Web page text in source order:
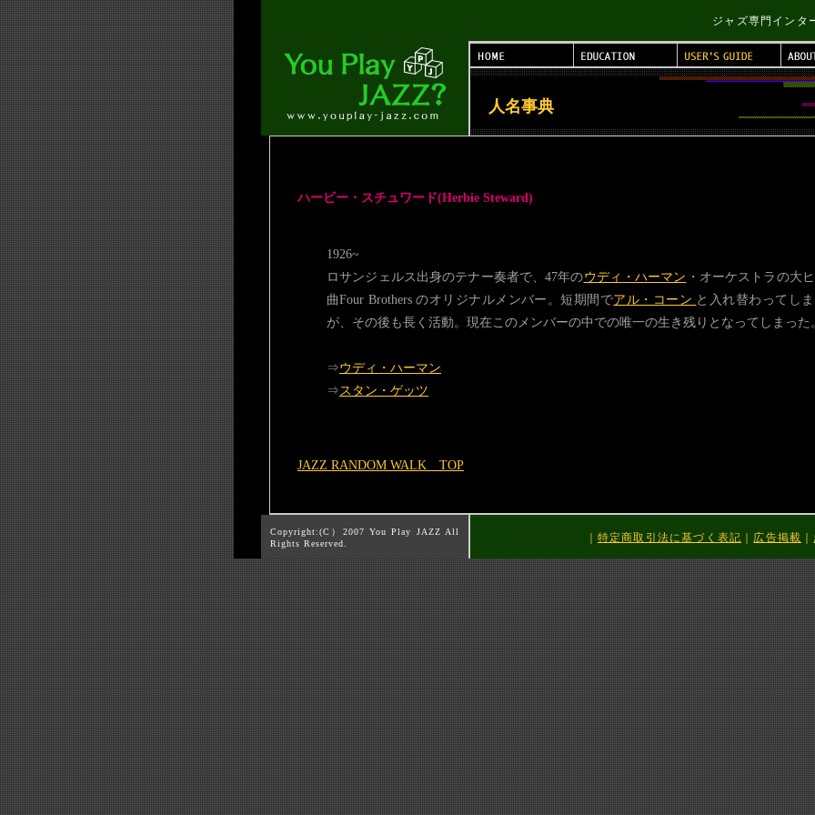
ジャズ専門イン
人名事典
ハービー・スチュワード(Herbie Steward)
1926~
ロサンジェルス出身のテナー奏者で、47年のウディ・ハーマン ・オーケストラの大
曲Four Brothers のオリジナルメンバー。短期間でアル・コーン と入れ替わってし
が、その後も長く活動。現在このメンバーの中での唯一の生き残りとなってしまった
⇒ウディ・ハーマン
⇒スタン・ゲッツ
JAZZ RANDOM WALK TOP
Copyright:(C）2007 You Play JAZZ All
Rights Reserved.
特定商取引法に基づく表記 広告掲載